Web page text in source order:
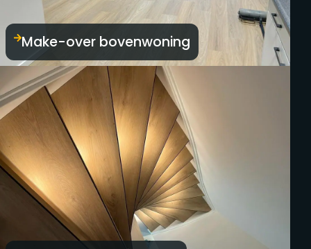
Make-over bovenwoning